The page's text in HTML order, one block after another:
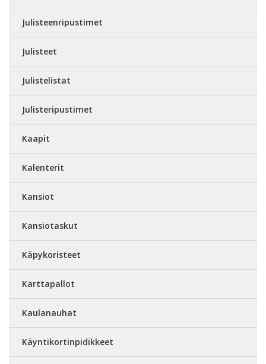
Julisteenripustimet
Julisteet
Julistelistat
Julisteripustimet
Kaapit
Kalenterit
Kansiot
Kansiotaskut
Käpykoristeet
Karttapallot
Kaulanauhat
Käyntikortinpidikkeet